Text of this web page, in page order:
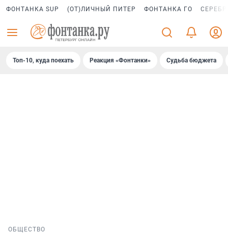
ФОНТАНКА SUP (ОТ)ЛИЧНЫЙ ПИТЕР ФОНТАНКА ГО
Топ-10, куда поехать Реакция «Фонтанки» Судьба бюджета
ОБЩЕСТВО